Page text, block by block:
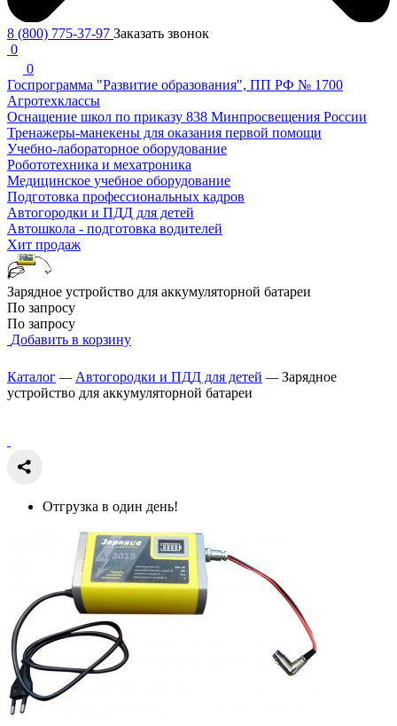
8 (800) 775-37-97 Заказать звонок
0
0
Госпрограмма "Развитие образования", ПП РФ № 1700
Агротехклассы
Оснащение школ по приказу 838 Минпросвещения России
Тренажеры-манекены для оказания первой помощи
Учебно-лабораторное оборудование
Робототехника и мехатроника
Медицинское учебное оборудование
Подготовка профессиональных кадров
Автогородки и ПДД для детей
Автошкола - подготовка водителей
Хит продаж
Зарядное устройство для аккумуляторной батареи
По запросу
По запросу
Добавить в корзину
Каталог — Автогородки и ПДД для детей —Зарядное
устройство для аккумуляторной батареи
Отгрузка в один день!